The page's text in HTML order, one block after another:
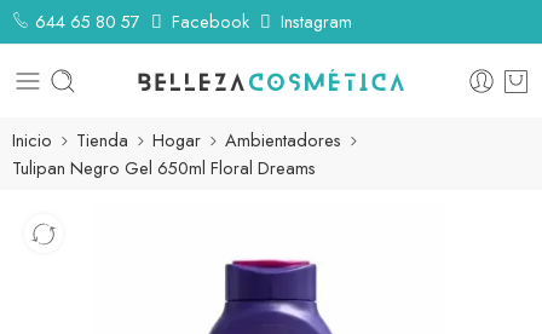
644 65 80 57 Facebook Instagram
Inicio Tienda Hogar
Ambientadores
Tulipan Negro Gel 650ml Floral Dreams